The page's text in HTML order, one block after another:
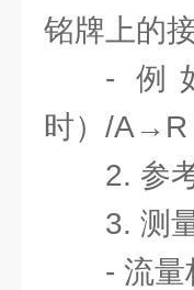
铭牌上的
- 例
时）/A→R
2. 参
3. 测
- 流